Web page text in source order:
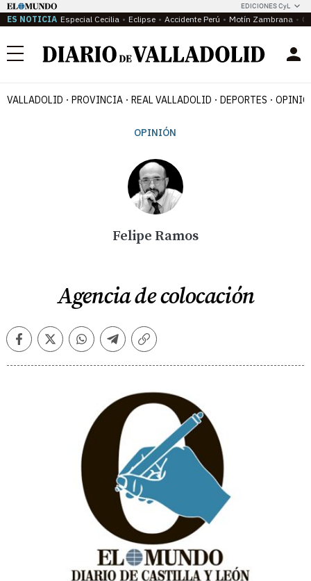
EDICIONES CyL
ES NOTICIA Especial Cecilia Eclipse Accidente Perú Motín Zambrana
Menú
VALLADOLID PROVINCIA REAL VALLADOLID DEPORTES
OPINIÓN
Felipe Ramos
Agencia de colocación
FacebookTwitterWhatsappTelegramCopiar